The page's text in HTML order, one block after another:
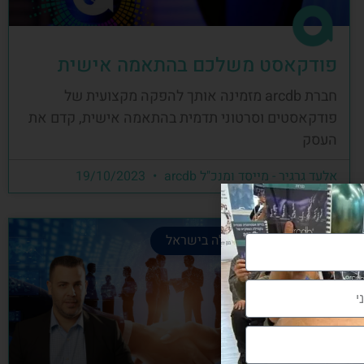
פודקאסט משלכם בהתאמה אישית
חברת arcdb מזמינה אותך להפקה מקצועית של
פודקאסטים וסרטוני תדמית בהתאמה אישית, קדם את
העסק
אלעד גרגיר - מייסד ומנכ"ל arcdb
קהילת הבניה המובילה בישראל